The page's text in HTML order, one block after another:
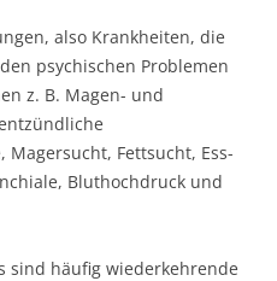
also Krankheiten, die
psychischen Problemen
z. B. Magen- und
Fettsucht, Ess-
Bluthochdruck und
sind häufig wiederkehrende